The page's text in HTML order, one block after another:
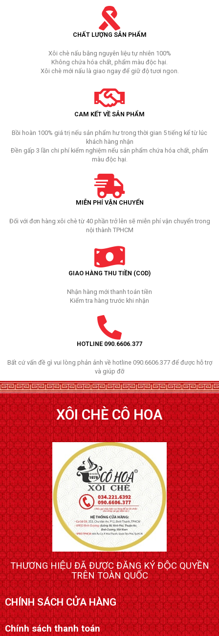
CHẤT LƯỢNG SẢN PHẨM
Xôi chè nấu bằng nguyên liệu tự nhiên 100%
Không chứa hóa chất, phẩm màu độc hại.
Xôi chè mới nấu là giao ngay để giữ độ tươi ngon.
CAM KẾT VỀ SẢN PHẨM
Bồi hoàn 100% giá trị nếu sản phẩm hư trong thời gian 5 tiếng kể từ lúc
khách hàng nhận
Đền gấp 3 lần chi phí kiểm nghiệm nếu sản phẩm chứa hóa chất, phẩm
màu độc hại.
MIỄN PHÍ VẬN CHUYỂN
Đối với đơn hàng xôi chè từ 40 phần trở lên sẽ miễn phí vận chuyển trong
nội thành TPHCM
GIAO HÀNG THU TIỀN (COD)
Nhận hàng mới thanh toán tiền
Kiểm tra hàng trước khi nhận
HOTLINE 090.6606.377
Bất cứ vấn đề gì vui lòng phản ảnh về hotline 090.6606.377 để được hỗ trợ
và giúp đỡ
XÔI CHÈ CÔ HOA
THƯƠNG HIỆU ĐÃ ĐƯỢC ĐĂNG KÝ ĐỘC QUYỀN
TRÊN TOÀN QUỐC
CHÍNH SÁCH CỬA HÀNG
Chính sách thanh toán